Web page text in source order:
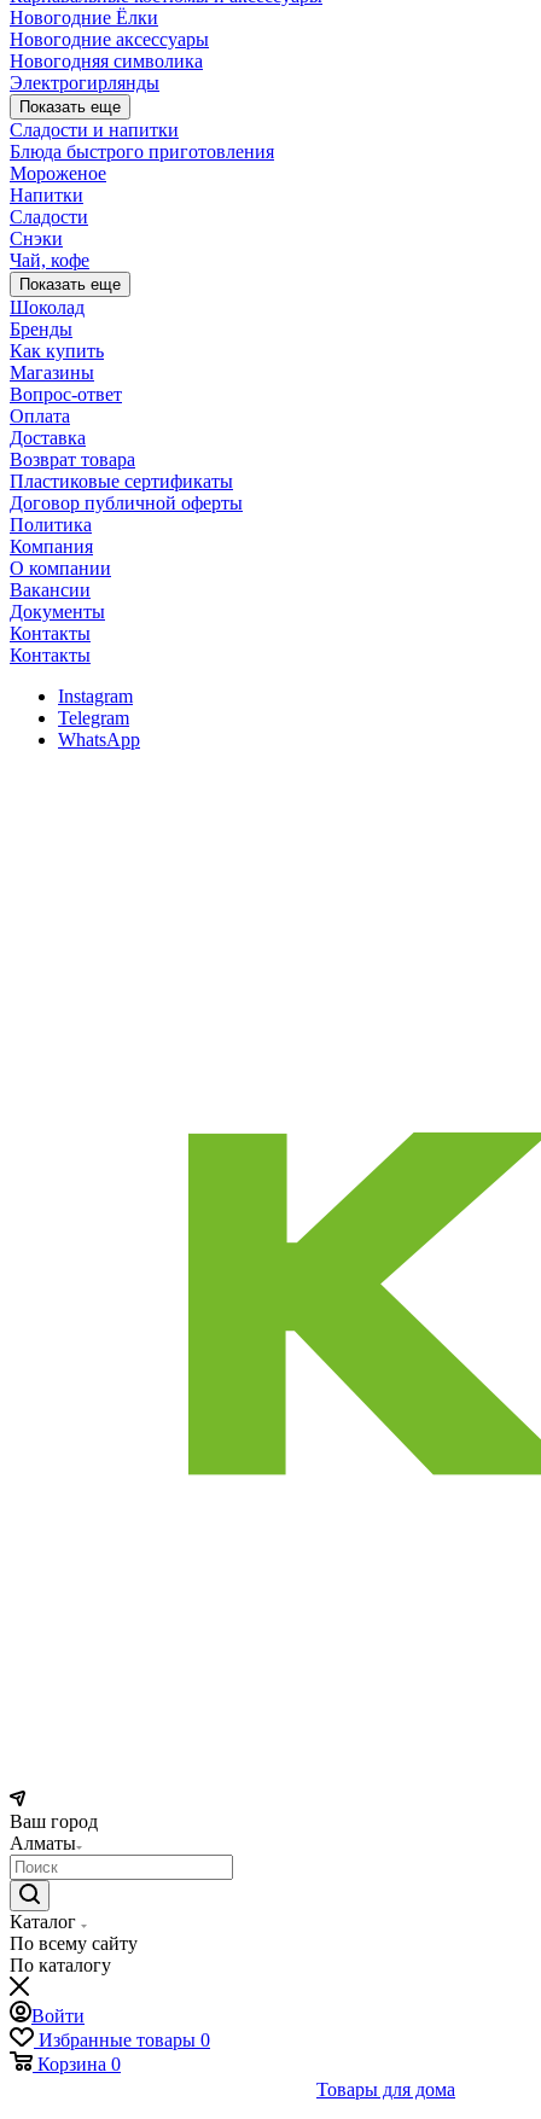
Новогодние Ёлки
Новогодние аксессуары
Новогодняя символика
Электрогирлянды
Показать еще
Сладости и напитки
Блюда быстрого приготовления
Мороженое
Напитки
Сладости
Снэки
Чай, кофе
Показать еще
Шоколад
Бренды
Как купить
Магазины
Вопрос-ответ
Оплата
Доставка
Возврат товара
Пластиковые сертификаты
Договор публичной оферты
Политика
Компания
О компании
Вакансии
Документы
Контакты
Контакты
Instagram
Telegram
WhatsApp
Ваш город
Алматы
Каталог
По всему сайту
По каталогу
Войти
Избранные товары 0
Корзина 0
Товары для дома